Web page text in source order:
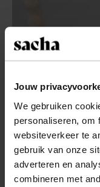
Jouw
We gebruiken
personaliseren, om
websiteverkeer te
gebruik van onze
adverteren en
combineren met